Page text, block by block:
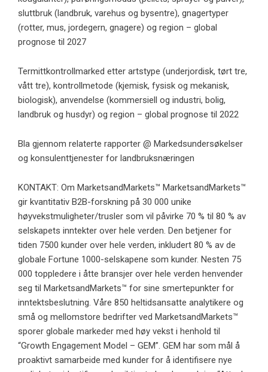
sluttbruk (landbruk, varehus og bysentre), gnagertyper
(rotter, mus, jordegern, gnagere) og region – global
prognose til 2027
Termittkontrollmarked etter artstype (underjordisk, tørt tre,
vått tre), kontrollmetode (kjemisk, fysisk og mekanisk,
biologisk), anvendelse (kommersiell og industri, bolig,
landbruk og husdyr) og region – global prognose til 2022
Bla gjennom relaterte rapporter @ Markedsundersøkelser
og konsulenttjenester for landbruksnæringen
KONTAKT: Om MarketsandMarkets™ MarketsandMarkets™
gir kvantitativ B2B-forskning på 30 000 unike
høyvekstmuligheter/trusler som vil påvirke 70 % til 80 % av
selskapets inntekter over hele verden. Den betjener for
tiden 7500 kunder over hele verden, inkludert 80 % av de
globale Fortune 1000-selskapene som kunder. Nesten 75
000 toppledere i åtte bransjer over hele verden henvender
seg til MarketsandMarkets™ for sine smertepunkter for
inntektsbeslutning. Våre 850 heltidsansatte analytikere og
små og mellomstore bedrifter ved MarketsandMarkets™
sporer globale markeder med høy vekst i henhold til
“Growth Engagement Model – GEM”. GEM har som mål å
proaktivt samarbeide med kunder for å identifisere nye